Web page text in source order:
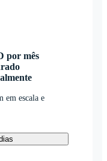
por mês
em escala e